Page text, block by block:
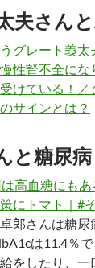
夫さん
グレート義太
性腎不全に
けている！／
サインとは？
と糖尿病
高血糖にも
にトマト｜#
郎さんは糖尿
は11.4％
をしたり、